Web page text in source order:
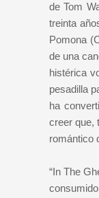
de Tom
treinta
Pomona
de una
histérica
pesadilla
ha
creer que,
romántico
“In The